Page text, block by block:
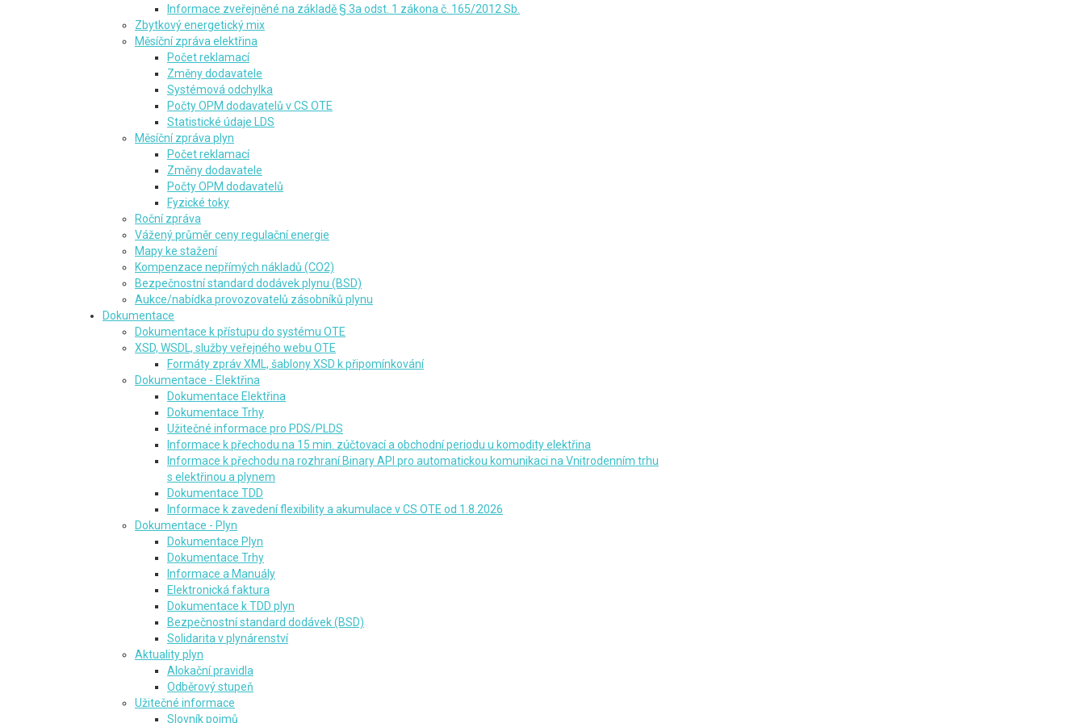
Informace zveřejněné na základě § 3a odst. 1 zákona č. 165/2012 Sb.
Zbytkový energetický mix
Měsíční zpráva elektřina
Počet reklamací
Změny dodavatele
Systémová odchylka
Počty OPM dodavatelů v CS OTE
Statistické údaje LDS
Měsíční zpráva plyn
Počet reklamací
Změny dodavatele
Počty OPM dodavatelů
Fyzické toky
Roční zpráva
Vážený průměr ceny regulační energie
Mapy ke stažení
Kompenzace nepřímých nákladů (CO2)
Bezpečnostní standard dodávek plynu (BSD)
Aukce/nabídka provozovatelů zásobníků plynu
Dokumentace
Dokumentace k přístupu do systému OTE
XSD, WSDL, služby veřejného webu OTE
Formáty zpráv XML, šablony XSD k připomínkování
Dokumentace - Elektřina
Dokumentace Elektřina
Dokumentace Trhy
Užitečné informace pro PDS/PLDS
Informace k přechodu na 15 min. zúčtovací a obchodní periodu u komodity elektřina
Informace k přechodu na rozhraní Binary API pro automatickou komunikaci na Vnitrodenním trhu
s elektřinou a plynem
Dokumentace TDD
Informace k zavedení flexibility a akumulace v CS OTE od 1.8.2026
Dokumentace - Plyn
Dokumentace Plyn
Dokumentace Trhy
Informace a Manuály
Elektronická faktura
Dokumentace k TDD plyn
Bezpečnostní standard dodávek (BSD)
Solidarita v plynárenství
Aktuality plyn
Alokační pravidla
Odběrový stupeň
Užitečné informace
Slovník pojmů